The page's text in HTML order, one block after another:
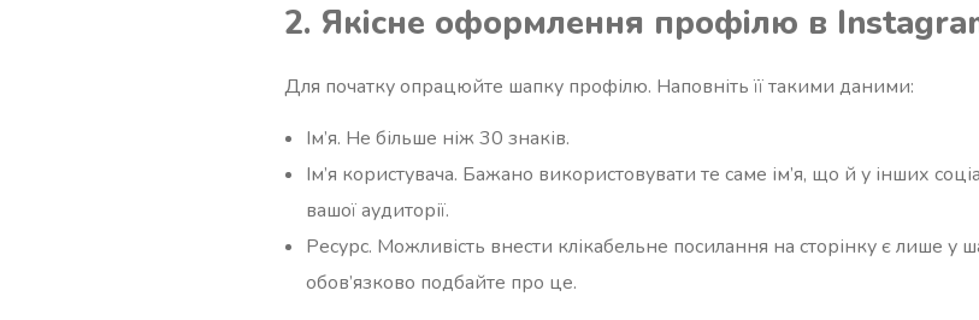
2. Якісне оформлення профілю в
Для початку опрацюйте шапку профілю. Наповніть її такими даними:
Ім’я. Не більше ніж 30 знаків.
Ім’я користувача. Бажано використовувати те саме ім’я, що й у інших
вашої аудиторії.
Ресурс. Можливість внести клікабельне посилання на сторінку є лише у
обов’язково подбайте про це.